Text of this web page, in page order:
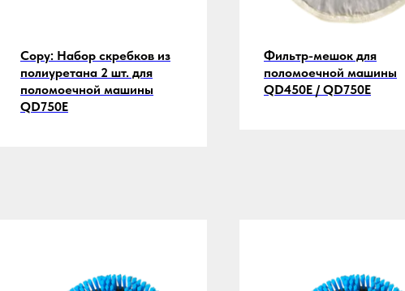
Copy: Набор скребков из
полиуретана 2 шт. для
поломоечной машины
QD750E
Фильтр-мешок для
поломоечной машины
QD450E / QD750E